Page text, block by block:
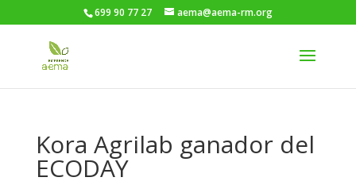
699 90 77 27 aema@aema-rm.org
Kora Agrilab ganador del
ECODAY